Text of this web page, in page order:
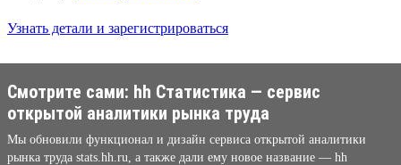
Узнать детали и зарегистрироваться
Смотрите сами: hh Cтатистика — сервис
открытой аналитики рынка труда
Мы обновили функционал и дизайн сервиса открытой аналитики
рынка труда stats.hh.ru, а также дали ему новое название — hh